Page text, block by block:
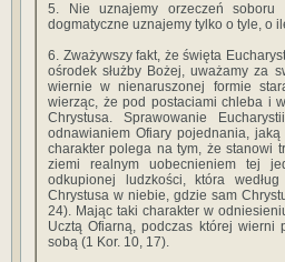
5. Nie uznajemy orzeczeń soboru
dogmatyczne uznajemy tylko o tyle, o
6. Zważywszy fakt, że święta
ośrodek służby Bożej, uważamy za
wiernie w nienaruszonej formie
wierząc, że pod posta­ciami chleba i
Chrystusa. Sprawowanie
odnawianiem Ofiary pojednania,
charakter polega na tym, że stanowi
ziemi realnym uobecnieniem tej
odkupionej ludzkości, która
Chrystusa w niebie, gdzie sam
24). Mając taki charakter w
Ucztą Ofiarną, podczas której wierni
sobą (1 Kor. 10, 17).